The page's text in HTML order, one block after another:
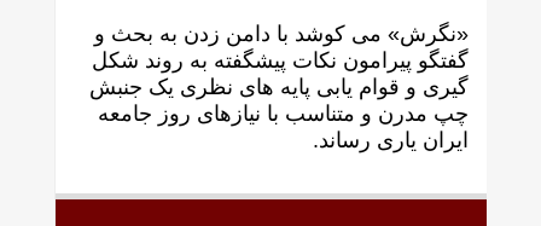
«نگرش» می کوشد با دامن زدن به بحث و
گفتگو پيرامون نکات پیشگفته به روند شکل
گيری و قوام يابی پايه های نظری يک جنبش
چپ مدرن و متناسب با نيازهای روز جامعه
ايران ياری رساند.